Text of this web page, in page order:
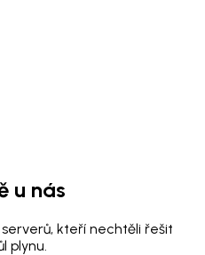
u nás
kteří nechtěli řešit
plynu.